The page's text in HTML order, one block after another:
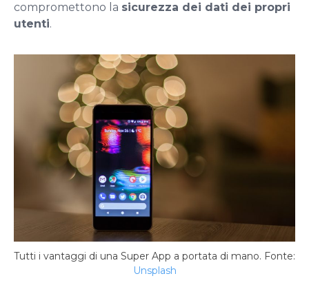
compromettono la sicurezza dei dati dei propri
utenti.
Tutti i vantaggi di una Super App a portata di mano. Fonte:
Unsplash